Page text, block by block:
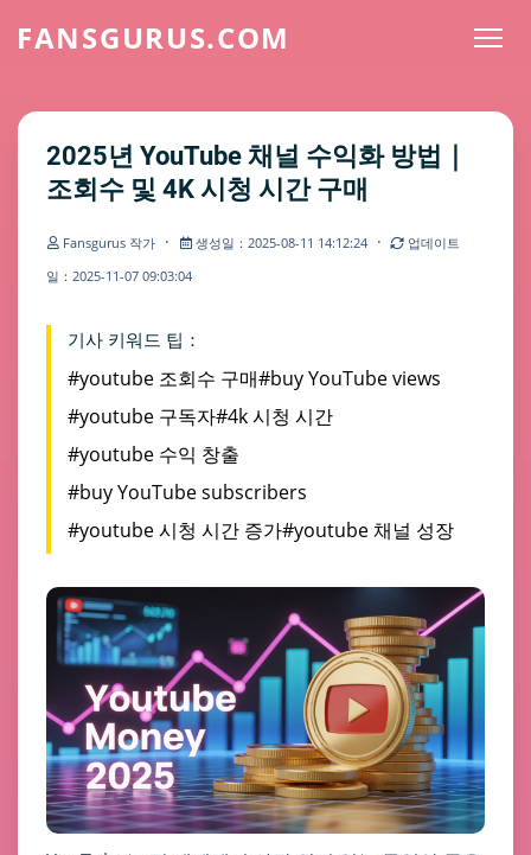
FANSGURUS.COM
2025년 YouTube 채널 수익화 방법｜
조회수 및 4K 시청 시간 구매
Fansgurus 작가 · 생성일：2025-08-11 14:12:24 ·
업데이트
일：2025-11-07 09:03:04
기사 키워드 팁：
#youtube 조회수 구매#buy YouTube views
#youtube 구독자#4k 시청 시간
#youtube 수익 창출
#buy YouTube subscribers
#youtube 시청 시간 증가#youtube 채널 성장